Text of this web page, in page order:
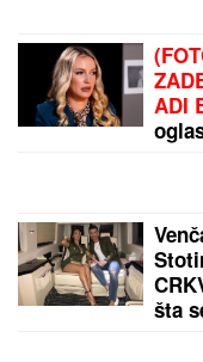
KRVAVA ČITULJA
BALKANSKOM
ulicama, MECI